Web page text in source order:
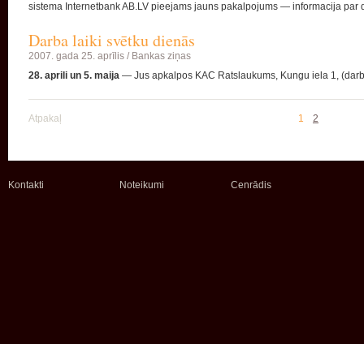
sistema Internetbank AB.LV pieejams jauns pakalpojums — informacija par
Darba laiki svētku dienās
2007. gada 25. aprīlis / Bankas ziņas
28. aprili un 5. maija — Jus apkalpos KAC Ratslaukums, Kungu iela 1,
Atpakaļ 1 2
Kontakti Noteikumi Cenrādis